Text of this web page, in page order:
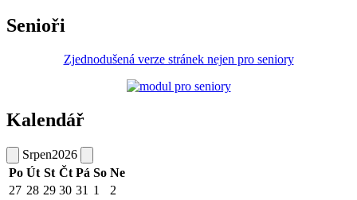
Senioři
Zjednodušená verze stránek nejen pro seniory
Kalendář
Srpen2026
Po Út St Čt Pá So Ne
27 28 29 30 31 1
2